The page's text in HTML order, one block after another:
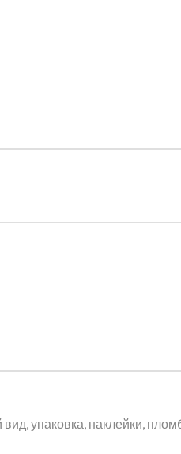
упаковка, наклейки,